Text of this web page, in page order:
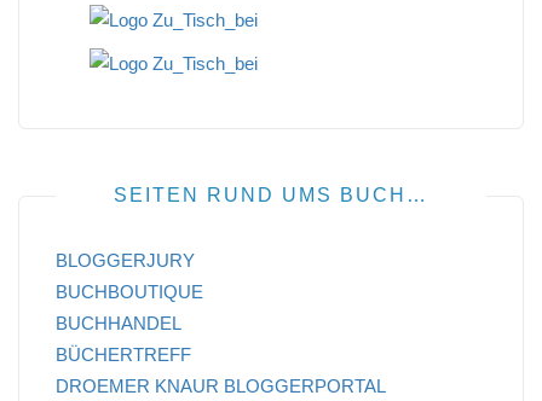
SEITEN RUND UMS BUCH…
BLOGGERJURY
BUCHBOUTIQUE
BUCHHANDEL
BÜCHERTREFF
DROEMER KNAUR BLOGGERPORTAL